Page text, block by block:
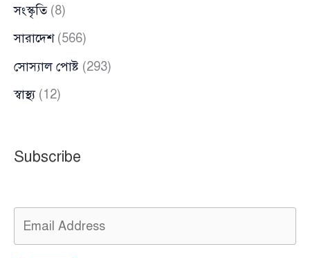
সংস্কৃতি(8)
সারাদেশ(566)
সোস্যাল পোষ্ট (293)
স্বাস্থ্য(12)
Subscribe